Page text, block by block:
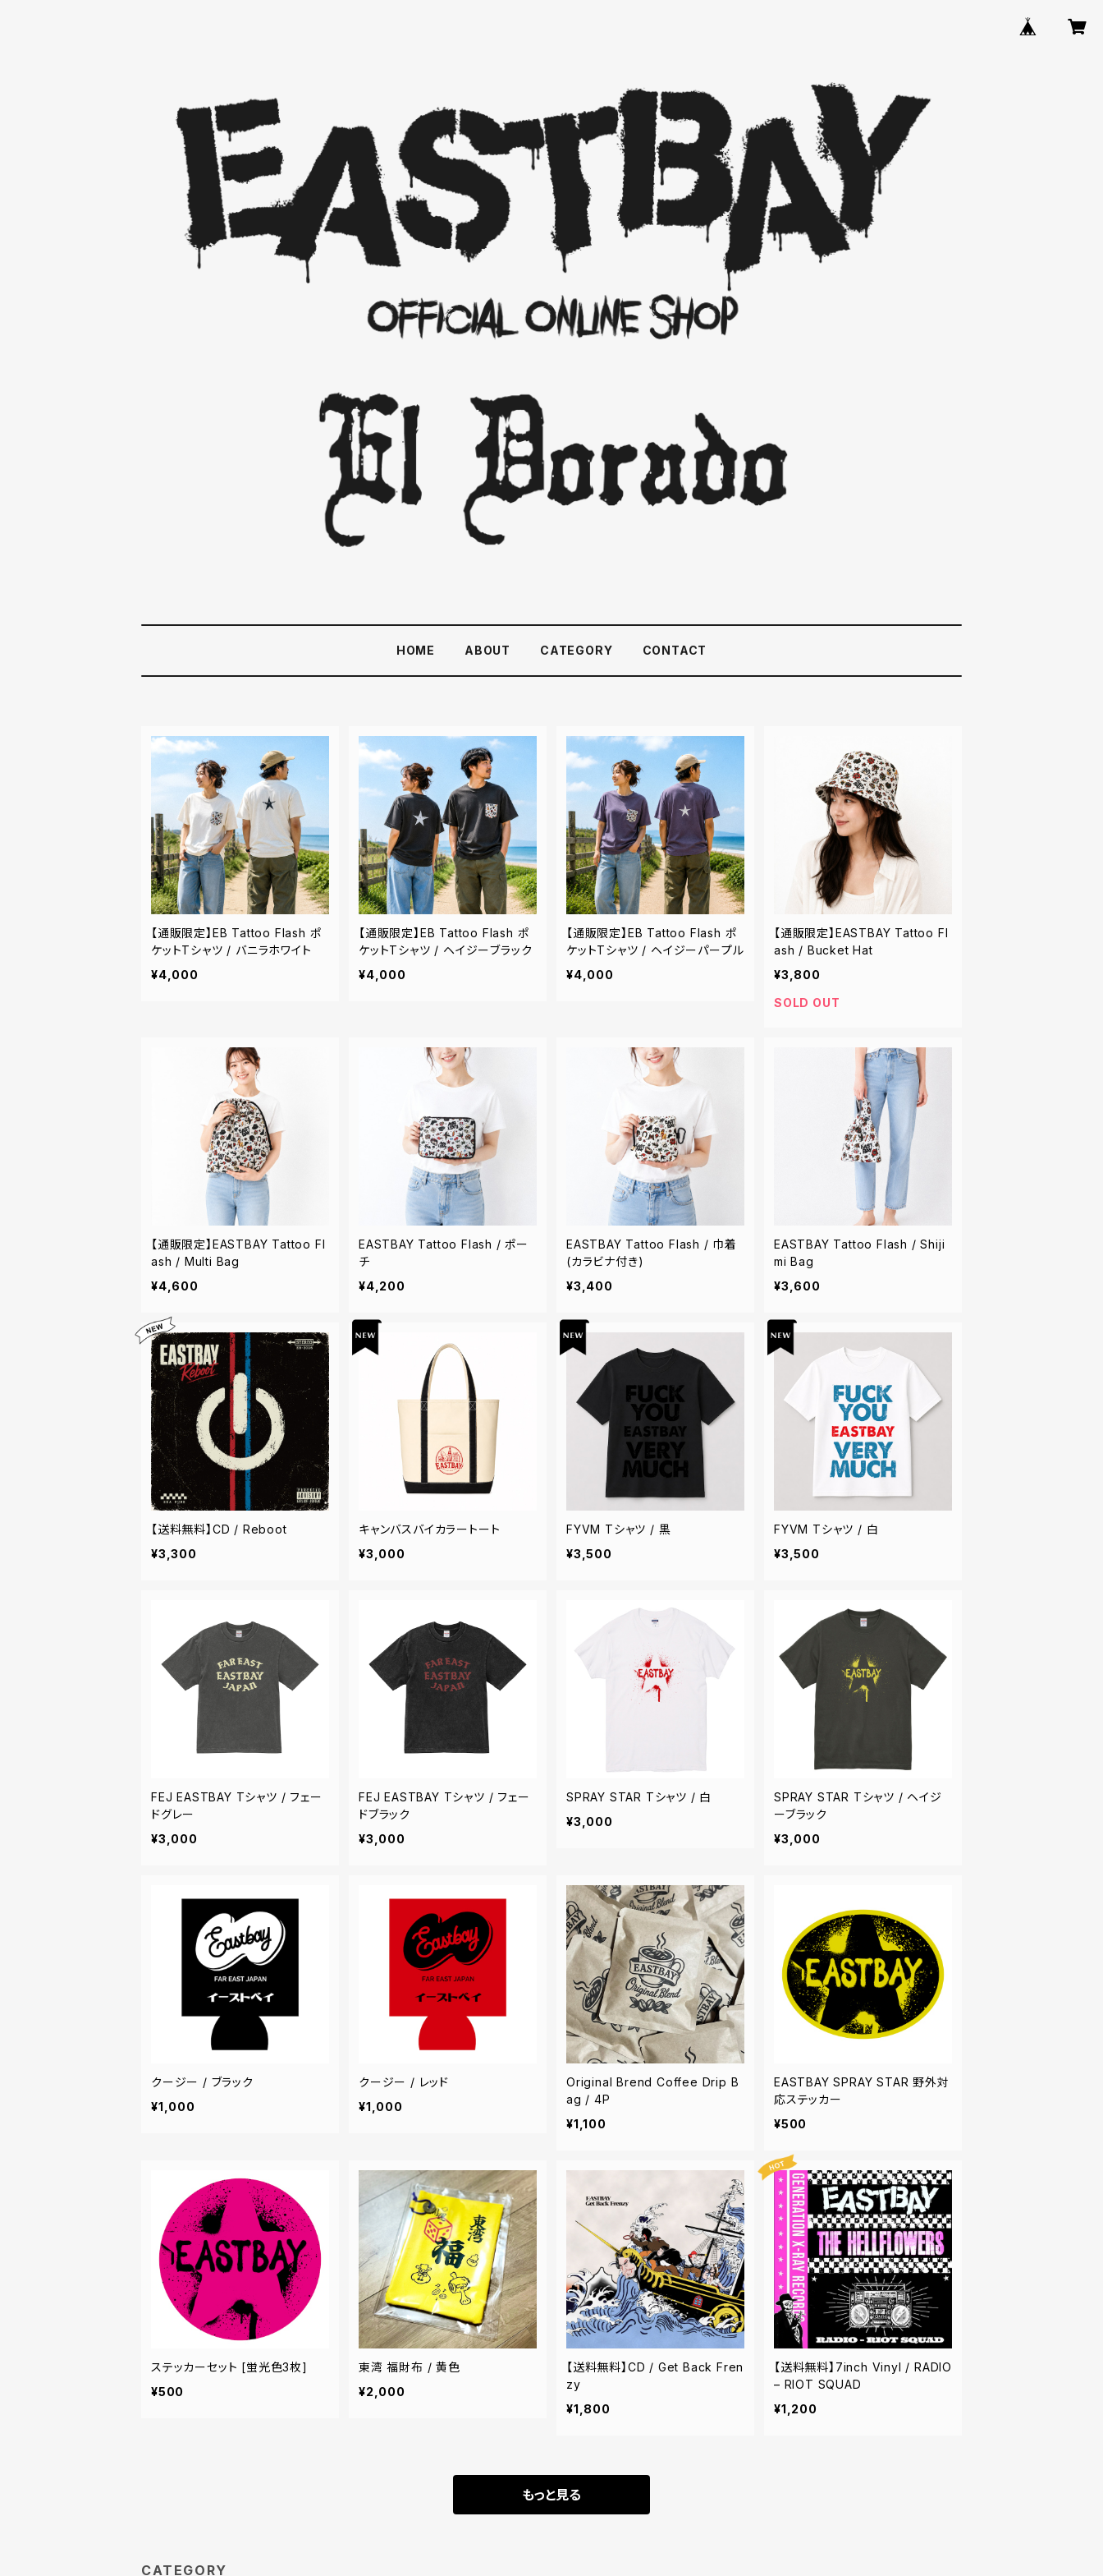
HOME ABOUT CATEGORY CONTACT
【通販限定】EB Tattoo Flash ポ
ケットTシャツ / バニラホワイト
¥4,000
【通販限定】EB Tattoo Flash ポ
ケットTシャツ / ヘイジーブラック
¥4,000
【通販限定】EB Tattoo Flash ポ
ケットTシャツ / ヘイジーパープル
¥4,000
【通販限定】EASTBAY Tattoo Fl
ash / Bucket Hat
¥3,800
SOLD OUT
【通販限定】EASTBAY Tattoo Fl
ash / Multi Bag
¥4,600
EASTBAY Tattoo Flash / ポー
チ
¥4,200
EASTBAY Tattoo Flash / 巾着
(カラビナ付き)
¥3,400
EASTBAY Tattoo Flash / Shiji
mi Bag
¥3,600
【送料無料】CD / Reboot
¥3,300
キャンバスバイカラートート
¥3,000
FYVM Tシャツ / 黒
¥3,500
FYVM Tシャツ / 白
¥3,500
FEJ EASTBAY Tシャツ / フェー
ドグレー
¥3,000
FEJ EASTBAY Tシャツ / フェー
ドブラック
¥3,000
SPRAY STAR Tシャツ / 白
¥3,000
SPRAY STAR Tシャツ / ヘイジ
ーブラック
¥3,000
クージー / ブラック
¥1,000
クージー / レッド
¥1,000
Original Brend Coffee Drip B
ag / 4P
¥1,100
EASTBAY SPRAY STAR 野外対
応ステッカー
¥500
ステッカーセット [蛍光色3枚]
¥500
東湾 福財布 / 黄色
¥2,000
【送料無料】CD / Get Back Fren
zy
¥1,800
【送料無料】7inch Vinyl / RADIO
– RIOT SQUAD
¥1,200
もっと見る
CATEGORY